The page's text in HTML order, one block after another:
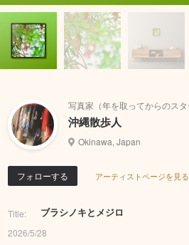
写真家（年を取ってからのスタ
沖縄散歩人
Okinawa, Japan
フォローする アーティストページを見る
Title: ブラシノキとメジロ
2026/5/28